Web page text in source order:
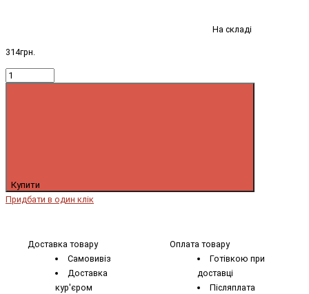
На складі
314грн.
Купити
Придбати в один клік
Доставка товару
Самовивіз
Доставка
кур'єром
Оплата товару
Готівкою при
доставці
Післяплата